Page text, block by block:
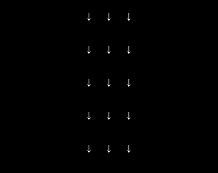
↓ ↓ ↓
↓ ↓ ↓
↓ ↓ ↓
↓ ↓ ↓
↓ ↓ ↓